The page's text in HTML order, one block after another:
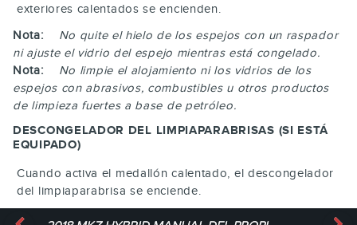
exteriores calentados se encienden.
Nota:
No quite el hielo de los espejos con un raspador
ni ajuste el vidrio del espejo mientras está congelado.
Nota:
No limpie el alojamiento ni los vidrios de los
espejos con abrasivos, combustibles u otros productos
de limpieza fuertes a base de petróleo.
DESCONGELADOR DEL LIMPIAPARABRISAS (SI ESTÁ
EQUIPADO)
Cuando activa el medallón calentado, el descongelador
del limpiaparabrisa se enciende.